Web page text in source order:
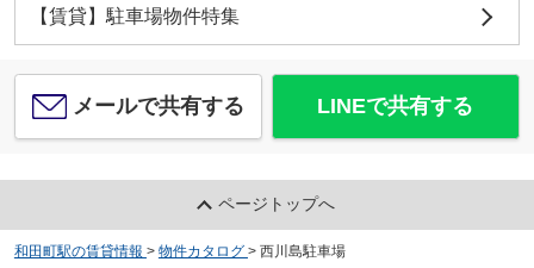
【賃貸】駐車場物件特集
メールで共有する LINEで共有する
ページトップへ
和田町駅の賃貸情報 > 物件カタログ > 西川島駐車場